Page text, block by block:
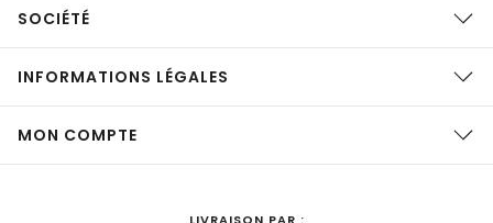
SOCIÉTÉ
INFORMATIONS LÉGALES
MON COMPTE